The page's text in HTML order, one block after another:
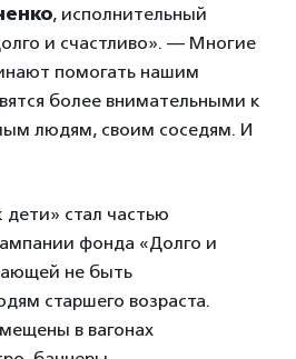
, исполнительный
и счастливо». — Многие
помогать нашим
более внимательными к
людям, своим соседям. И
дети» стал частью
фонда «Долго и
не быть
старшего возраста.
в вагонах